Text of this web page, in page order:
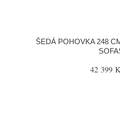
ŠEDÁ POHOVKA 248
42 399